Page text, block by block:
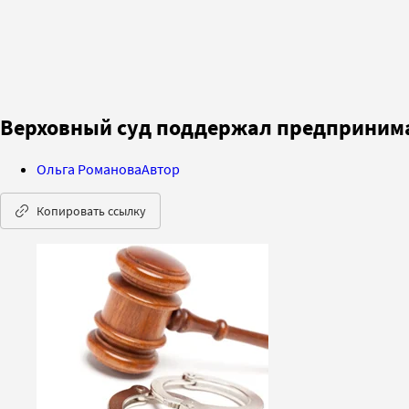
Верховный суд поддержал
Ольга РомановаАвтор
Копировать ссылку